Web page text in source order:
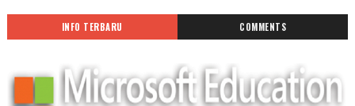
INFO TERBARU COMMENTS